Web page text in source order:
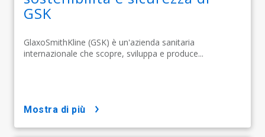
GSK
GlaxoSmithKline (GSK) è un'azienda sanitaria
internazionale che scopre, sviluppa e produce...
mostra di più